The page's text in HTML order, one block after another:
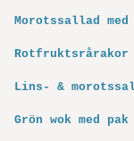
Morotssallad
Rotfruktsrårakor
Lins- &
Grön wok med pak